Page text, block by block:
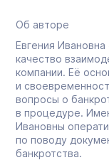
Об авторе
Евгения
качество
компании. Её
и
вопросы о
в процедуре.
Ивановны
по поводу
банкротства.